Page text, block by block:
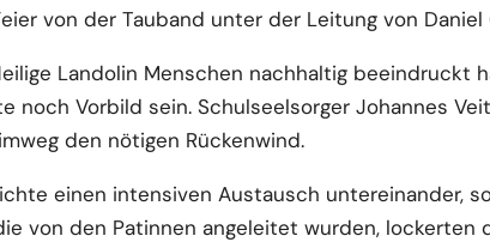
von der Tauband unter der Leitung von Daniel
Landolin Menschen nachhaltig beeindruckt
noch Vorbild sein. Schulseelsorger Johannes
den nötigen Rückenwind.
einen intensiven Austausch untereinander,
von den Patinnen angeleitet wurden,